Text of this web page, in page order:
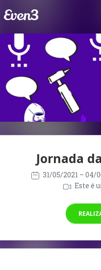
Jornada
31/05/2021 – 04/
Este é